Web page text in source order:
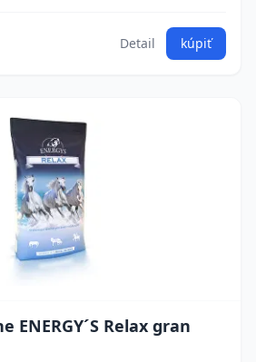
Detail kúpiť
ENERGY´S Relax gran